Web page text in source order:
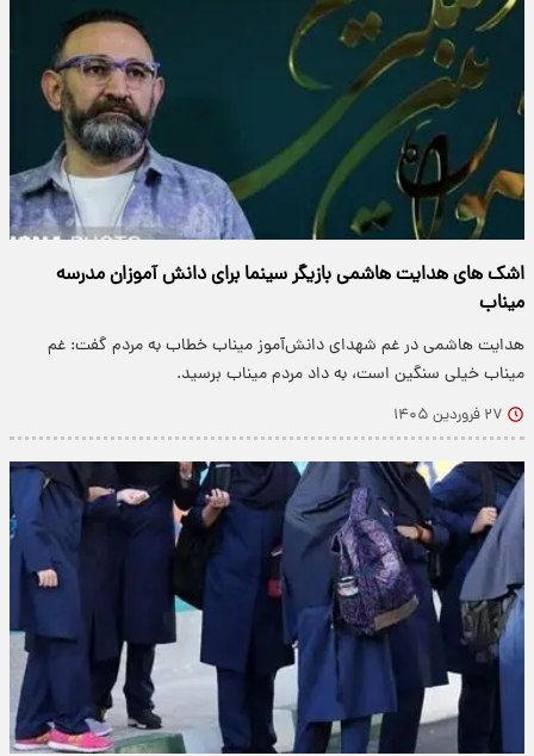
اشک های هدایت هاشمی بازیگر سینما برای دانش آموزان مدرسه
میناب
هدایت هاشمی در غم شهدای دانش‌آموز میناب خطاب به مردم گفت: غم
میناب خیلی سنگین است، به داد مردم میناب برسید.
۲۷ فروردین ۱۴۰۵